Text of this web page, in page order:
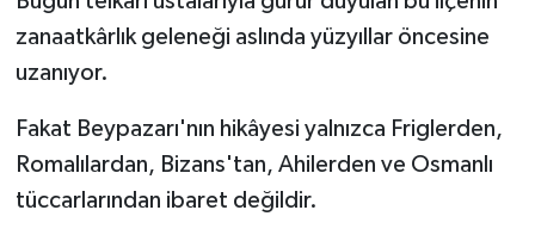
zanaatkârlık geleneği aslında yüzyıllar öncesine
uzanıyor.
Fakat Beypazarı'nın hikâyesi yalnızca Friglerden,
Romalılardan, Bizans'tan, Ahilerden ve Osmanlı
tüccarlarından ibaret değildir.